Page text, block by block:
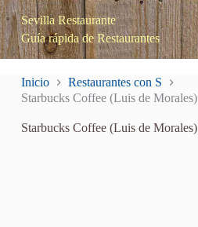
S
a
l
t
Sevilla Restaurante
Guía rápida de Restaurantes
Inicio
Restaurantes con S
Starbucks Coffee (Luis de Morales)
Starbucks Coffee (Luis de Morales)